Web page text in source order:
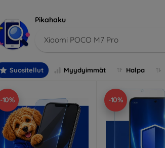
Pikahaku
Xiaomi POCO M7 Pro
Suositellut Myydyimmät Halpa
-10% -10%